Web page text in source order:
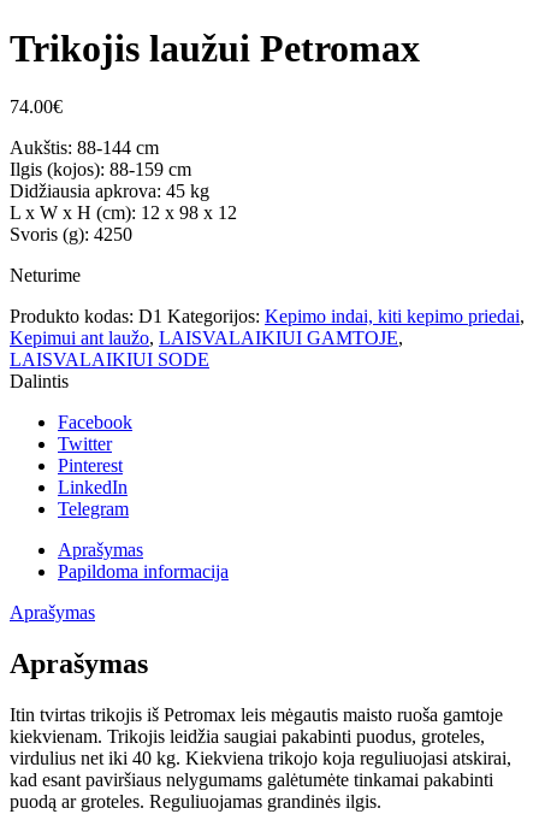
Trikojis laužui Petromax
74.00€
Aukštis: 88-144 cm
Ilgis (kojos): 88-159 cm
Didžiausia apkrova: 45 kg
L x W x H (cm): 12 x 98 x 12
Svoris (g): 4250
Neturime
Produkto kodas: D1 Kategorijos: Kepimo indai, kiti kepimo priedai,
Kepimui ant laužo, LAISVALAIKIUI GAMTOJE,
LAISVALAIKIUI SODE
Dalintis
Facebook
Twitter
Pinterest
LinkedIn
Telegram
Aprašymas
Papildoma informacija
Aprašymas
Aprašymas
Itin tvirtas trikojis iš Petromax leis mėgautis maisto ruoša gamtoje
kiekvienam. Trikojis leidžia saugiai pakabinti puodus, groteles,
virdulius net iki 40 kg. Kiekviena trikojo koja reguliuojasi atskirai,
kad esant paviršiaus nelygumams galėtumėte tinkamai pakabinti
puodą ar groteles. Reguliuojamas grandinės ilgis.